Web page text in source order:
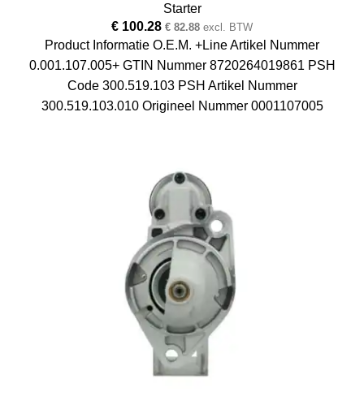
Starter
€ 100.28 € 82.88 excl. BTW
Product Informatie O.E.M. +Line Artikel Nummer
0.001.107.005+ GTIN Nummer 8720264019861 PSH
Code 300.519.103 PSH Artikel Nummer
300.519.103.010 Origineel Nummer 0001107005